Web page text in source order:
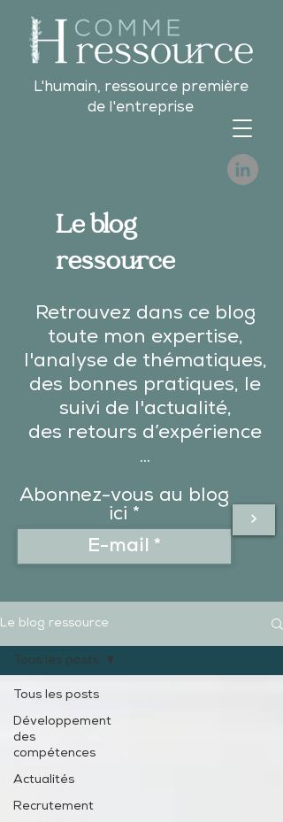
L'humain, ressource première
de l'entreprise
Le blog
ressource
Retrouvez dans ce blog
toute mon expertise,
l'analyse de thématiques,
des bonnes pratiques, le
suivi de l'actualité,
des retours d’expérience
...
Abonnez-vous au blog
ici
>
Le blog ressource
Tous les posts
Développement
des
compétences
Actualités
Recrutement
Tous les posts